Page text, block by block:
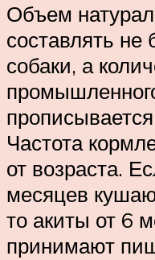
Объем
составлять
собаки, а
Частота
от возраста.
месяцев
то акиты от 6
принимают